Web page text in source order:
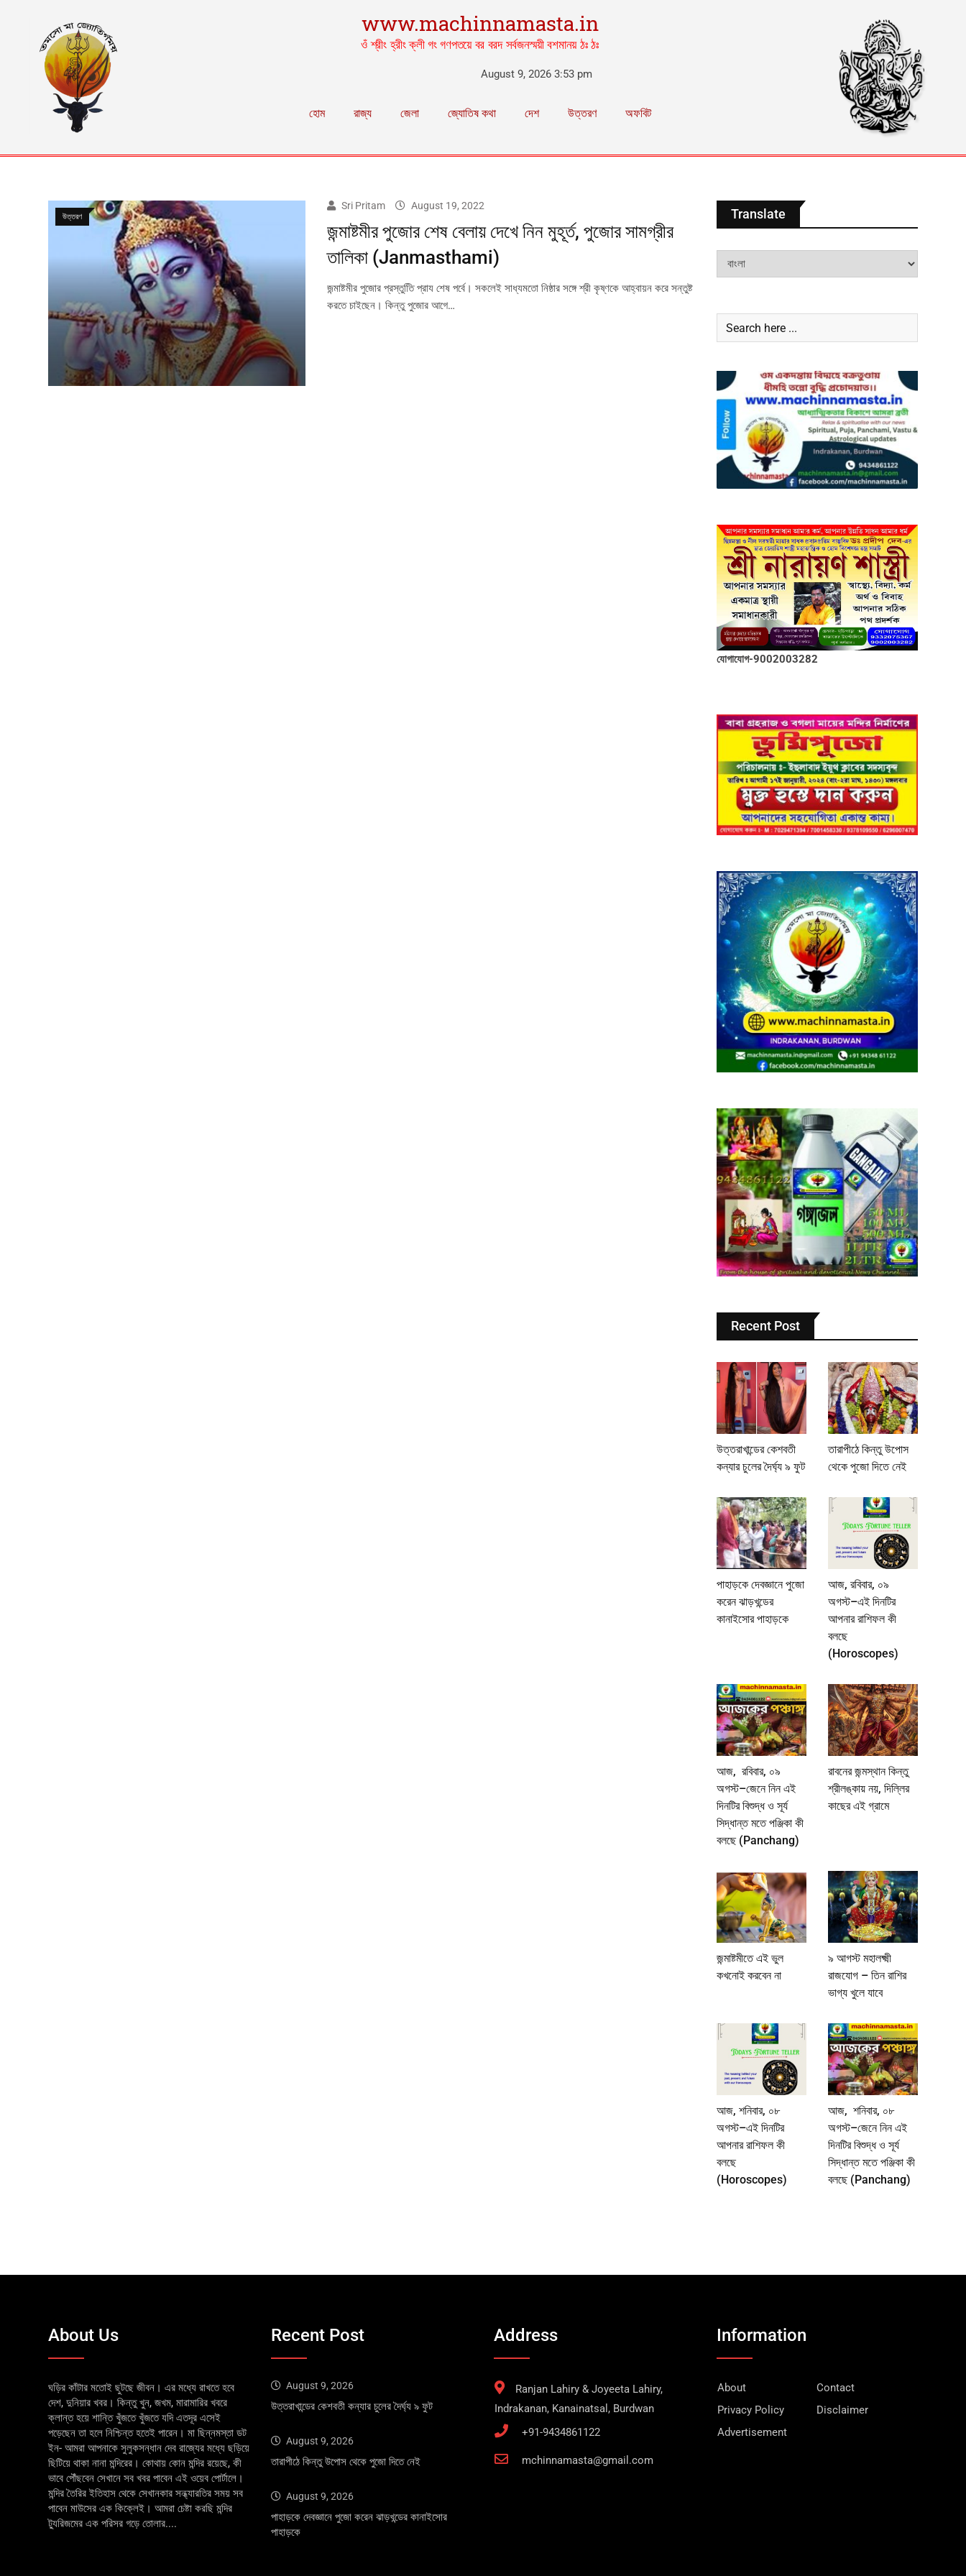
www.machinnamasta.in
ওঁ শ্রীং হ্রীং ক্লী গং গণপতয়ে বর বরদ সর্বজনস্ময়ী বশমানয় ঠঃ ঠঃ
August 9, 2026 3:53 pm
হোম রাজ্য জেলা জ্যোতিষ কথা দেশ উত্তরণ অফবিট
উত্তরণ
Sri Pritam August 19, 2022
জন্মাষ্টমীর পুজোর শেষ বেলায় দেখে নিন মুহূর্ত, পুজোর সামগ্রীর
তালিকা (Janmasthami)
জন্মাষ্টমীর পুজোর প্রস্তুতিি প্রায শেষ পর্বে। সকলেই সাধ্যমতো নিষ্ঠার সঙ্গে শ্রী কৃষ্ণকে আহ্বায়ন করে সন্তুষ্ট
করতে চাইছেন। কিন্তু পুজোর আগে…
Translate
যোগাযোগ-9002003282
Recent Post
উত্তরাখান্ডের কেশবতী
কন্যার চুলের দৈর্ঘ্য ৯ ফুট
তারাপীঠে কিন্তু উপোস
থেকে পুজো দিতে নেই
পাহাড়কে দেবজ্ঞানে পুজো
করেন ঝাড়খন্ডের
কানাইসোর পাহাড়কে
আজ, রবিবার, ০৯
অগস্ট–এই দিনটির
আপনার রাশিফল কী
বলছে
(Horoscopes)
আজ, রবিবার, ০৯
অগস্ট–জেনে নিন এই
দিনটির বিশুদ্ধ ও সূর্য
সিদ্ধান্ত মতে পঞ্জিকা কী
বলছে (Panchang)
রাবনের জন্মস্থান কিন্তু
শ্রীলঙ্কায় নয়, দিল্লির
কাছের এই গ্রামে
জন্মাষ্টমীতে এই ভুল
কখনোই করবেন না
৯ আগস্ট মহালক্ষ্মী
রাজযোগ – তিন রাশির
ভাগ্য খুলে যাবে
আজ, শনিবার, ০৮
অগস্ট–এই দিনটির
আপনার রাশিফল কী
বলছে
(Horoscopes)
আজ, শনিবার, ০৮
অগস্ট–জেনে নিন এই
দিনটির বিশুদ্ধ ও সূর্য
সিদ্ধান্ত মতে পঞ্জিকা কী
বলছে (Panchang)
About Us
ঘড়ির কাঁটার মতোই ছুটছে জীবন। এর মধ্যে রাখতে হবে
দেশ, দুনিয়ার খবর। কিন্তু খুন, জখম, মারামারির খবরে
ক্লান্ত হয়ে শান্তি খুঁজতে খুঁজতে যদি এতদূর এসেই
পড়েছেন তা হলে নিশ্চিন্ত হতেই পারেন। মা ছিন্নমস্তা ডট
ইন- আমরা আপনাকে সুলুকসন্ধান দেব রাজ্যের মধ্যে ছড়িয়ে
ছিটিয়ে থাকা নানা মন্দিরের। কোথায় কোন মন্দির রয়েছে, কী
ভাবে পৌঁছবেন সেখানে সব খবর পাবেন এই ওয়েব পোর্টালে।
মন্দির তৈরির ইতিহাস থেকে সেখানকার সন্ধ্যারতির সময় সব
পাবেন মাউসের এক কিক্লেই। আমরা চেষ্টা করছি মন্দির
ট্যুরিজমের এক পরিসর গড়ে তোলার....
Recent Post
August 9, 2026
উত্তরাখান্ডের কেশবতী কন্যার চুলের দৈর্ঘ্য ৯ ফুট
August 9, 2026
তারাপীঠে কিন্তু উপোস থেকে পুজো দিতে নেই
August 9, 2026
পাহাড়কে দেবজ্ঞানে পুজো করেন ঝাড়খন্ডের কানাইসোর
পাহাড়কে
Address
Ranjan Lahiry & Joyeeta Lahiry,
Indrakanan, Kanainatsal, Burdwan
+91-9434861122
mchinnamasta@gmail.com
Information
About
Contact
Privacy Policy
Disclaimer
Advertisement